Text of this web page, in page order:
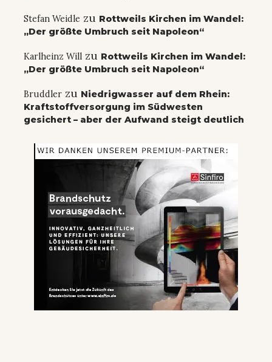
Stefan Weidle zu Rottweils Kirchen im Wandel:
„Der größte Umbruch seit Napoleon“
Karlheinz Will zu Rottweils Kirchen im Wandel:
„Der größte Umbruch seit Napoleon“
Bruddler zu Niedrigwasser auf dem Rhein:
Kraftstoffversorgung im Südwesten
gesichert – aber der Aufwand steigt deutlich